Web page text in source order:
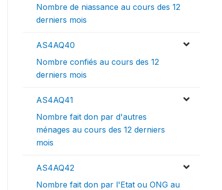
Nombre de niassance au cours des 12
derniers mois
AS4AQ40
Nombre confiés au cours des 12
derniers mois
AS4AQ41
Nombre fait don par d'autres
ménages au cours des 12 derniers
mois
AS4AQ42
Nombre fait don par l'Etat ou ONG au